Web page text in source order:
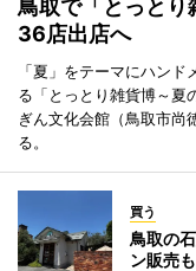
鳥取で「とっと
36店出店へ
「夏」をテーマにハン
る「とっとり雑貨博～夏
ぎん文化会館（鳥取市尚
る。
買う
鳥取の
ン販売も